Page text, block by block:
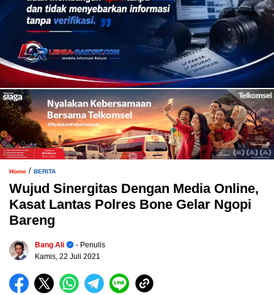
Home / BERITA
Wujud Sinergitas Dengan Media Online,
Kasat Lantas Polres Bone Gelar Ngopi
Bareng
Bang Ali
- Penulis
Kamis, 22 Juli 2021